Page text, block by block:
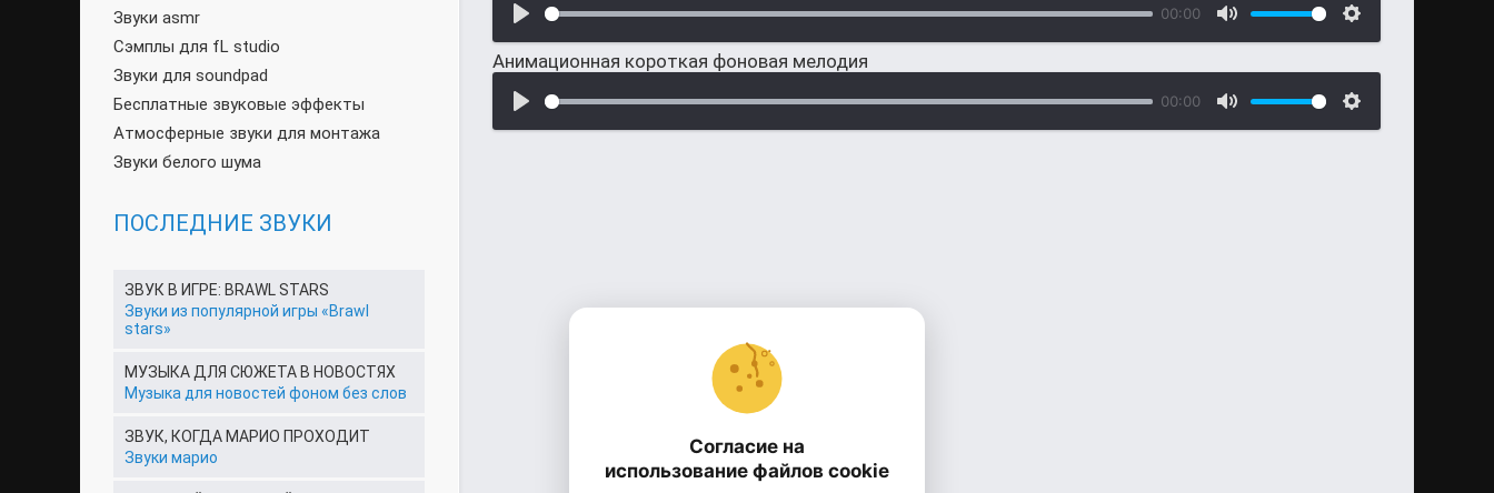
00:00
Анимационная короткая фоновая мелодия
00:00
Звуки asmr
Сэмплы для fL studio
Звуки для soundpad
Бесплатные звуковые эффекты
Атмосферные звуки для монтажа
Звуки белого шума
ПОСЛЕДНИЕ ЗВУКИ
ЗВУК В ИГРЕ: BRAWL STARS
Звуки из популярной игры «Brawl
stars»
МУЗЫКА ДЛЯ СЮЖЕТА В НОВОСТЯХ
Музыка для новостей фоном без слов
ЗВУК, КОГДА МАРИО ПРОХОДИТ
Звуки марио
Согласие на
использование файлов cookie